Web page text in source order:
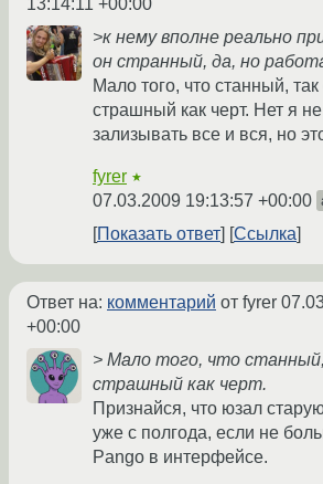
13:14:11 +00:00
>к нему вполне реально
он странный, да, но
Мало того, что станный,
страшный как черт. Нет я
зализывать все и вся, но
fyrer ★
07.03.2009 19:13:57 +00:00
Показать ответ Ссылка
Ответ на: комментарий от fyrer
+00:00
> Мало того, что
страшный как черт.
Признайся, что юзал
уже с полгода, если не
Pango в интерфейсе.